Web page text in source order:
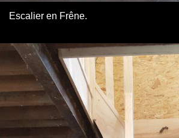
Escalier en Frêne.